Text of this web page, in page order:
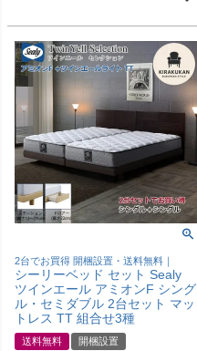
2台でお買得 開梱設置・送料無料｜
シーリーベッド セット Sealy
ツインエール アミオンF シング
ル・セミダブル 2台セット マッ
トレス TT 組合せ3種
送料無料 開梱設置